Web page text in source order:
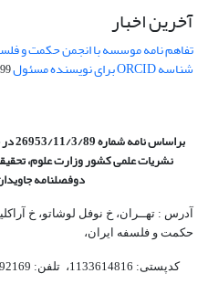
آخرین اخبار
تفاهم نامه موسسه با انجمن حکمت و
شناسه ORCID برای نویسنده مسئول 20
براساس نامه شماره 26953/11/3/89 در جلسة مورخ 31/6/89 کمیسیون
نشریات علمی کشور وزارت علوم،
دوفصلنامه
حکمت و فلسفه ایران،‌
کدپستی: 1133614816، تلفن: 66492169 - 021 نمابر: 66962700 - 021